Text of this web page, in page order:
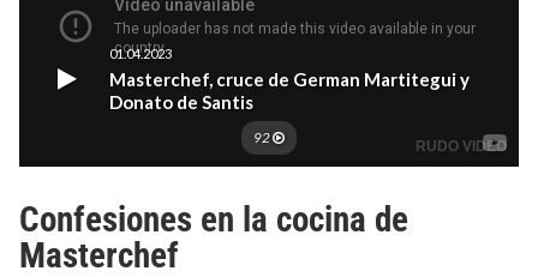
Confesiones en la cocina de
Masterchef